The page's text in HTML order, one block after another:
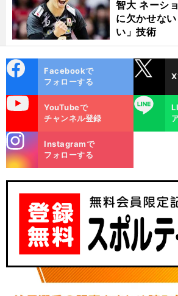
智大 ネーシ
に欠かせな
い」技術
ok
Facebookで
フォローする
YouTubeで
チャンネル登録
LINE
m
Instagramで
フォローする